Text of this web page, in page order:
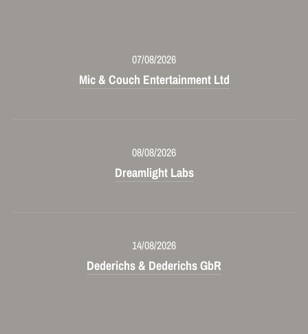
07/08/2026
Mic & Couch Entertainment Ltd
08/08/2026
Dreamlight Labs
14/08/2026
Dederichs & Dederichs GbR